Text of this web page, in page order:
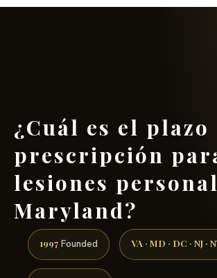
¿Cuál es el plazo
prescripción
lesiones
Maryland?